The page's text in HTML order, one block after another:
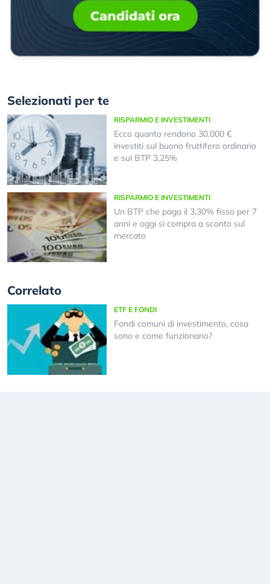
Selezionati per te
RISPARMIO E INVESTIMENTI
Ecco quanto rendono 30.000 €
investiti sul buono fruttifero ordinario
e sul BTP 3,25%
RISPARMIO E INVESTIMENTI
Un BTP che paga il 3,30% fisso per 7
anni e oggi si compra a sconto sul
mercato
Correlato
ETF E FONDI
Fondi comuni di investimento, cosa
sono e come funzionano?